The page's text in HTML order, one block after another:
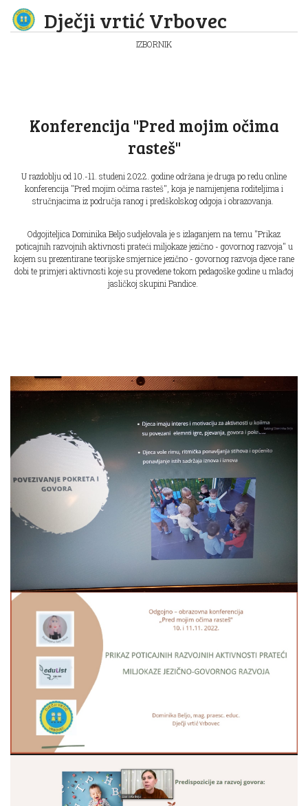
Dječji vrtić Vrbovec
IZBORNIK
Konferencija ''Pred mojim očima
rasteš''
U razdoblju od 10.-11. studeni 2022. godine održana je druga po redu online
konferencija ''Pred mojim očima rasteš'', koja je namijenjena roditeljima i
stručnjacima iz područja ranog i predškolskog odgoja i obrazovanja.
Odgojiteljica Dominika Beljo sudjelovala je s izlaganjem na temu ''Prikaz
poticajnih razvojnih aktivnosti prateći miljokaze jezično - govornog razvoja'' u
kojem su prezentirane teorijske smjernice jezično - govornog razvoja djece rane
dobi te primjeri aktivnosti koje su provedene tokom pedagoške godine u mlađoj
jasličkoj skupini Pandice.